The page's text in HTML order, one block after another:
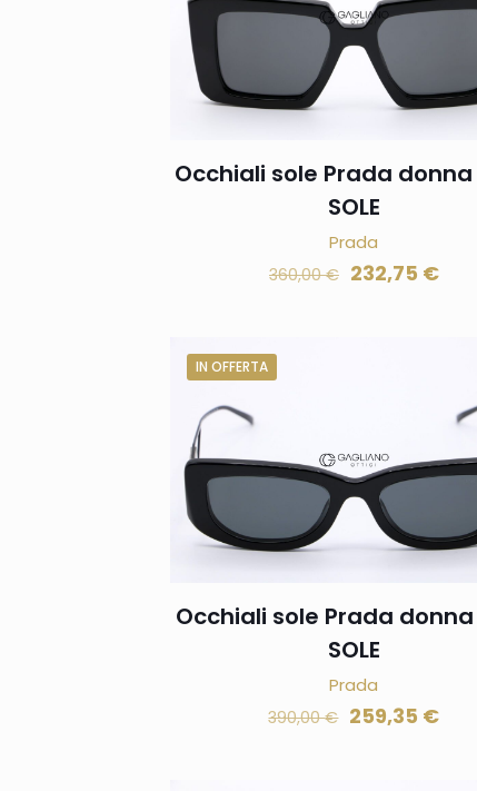
Occhiali sole Prada donna
SOLE
Prada
360,00€ 232,75 €
IN OFFERTA
Occhiali sole Prada donna
SOLE
Prada
390,00€ 259,35 €